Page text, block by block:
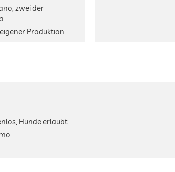
zwei der
Produktion
Hunde erlaubt